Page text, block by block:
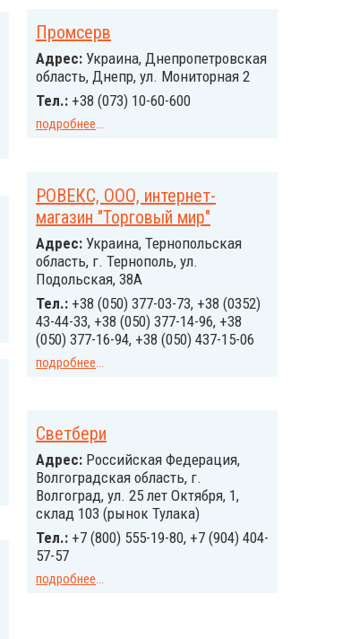
Промсерв
Адрес: Украина, Днепропетровская
область, Днепр, ул. Мониторная 2
Тел.: +38 (073) 10-60-600
подробнее...
РОВЕКС, ООО, интернет-
магазин "Торговый мир"
Адрес: Украина, Тернопольская
область, г. Тернополь, ул.
Подольская, 38А
Тел.: +38 (050) 377-03-73, +38 (0352)
43-44-33, +38 (050) 377-14-96, +38
(050) 377-16-94, +38 (050) 437-15-06
подробнее...
Светбери
Адрес: Российcкая Федерация,
Волгоградская область, г.
Волгоград, ул. 25 лет Октября, 1,
склад 103 (рынок Тулака)
Тел.: +7 (800) 555-19-80, +7 (904) 404-
57-57
подробнее...